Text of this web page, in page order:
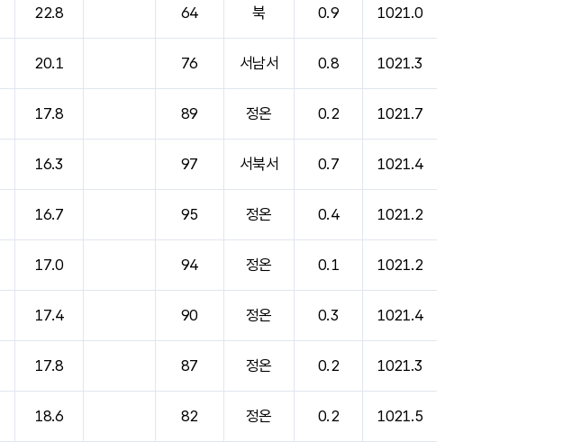
22.8 64 북 0.9 1021.0
20.1 76 서남서 0.8 1021.3
17.8 89 정온 0.2 1021.7
16.3 97 서북서 0.7 1021.4
16.7 95 정온 0.4 1021.2
17.0 94 정온 0.1 1021.2
17.4 90 정온 0.3 1021.4
17.8 87 정온 0.2 1021.3
18.6 82 정온 0.2 1021.5